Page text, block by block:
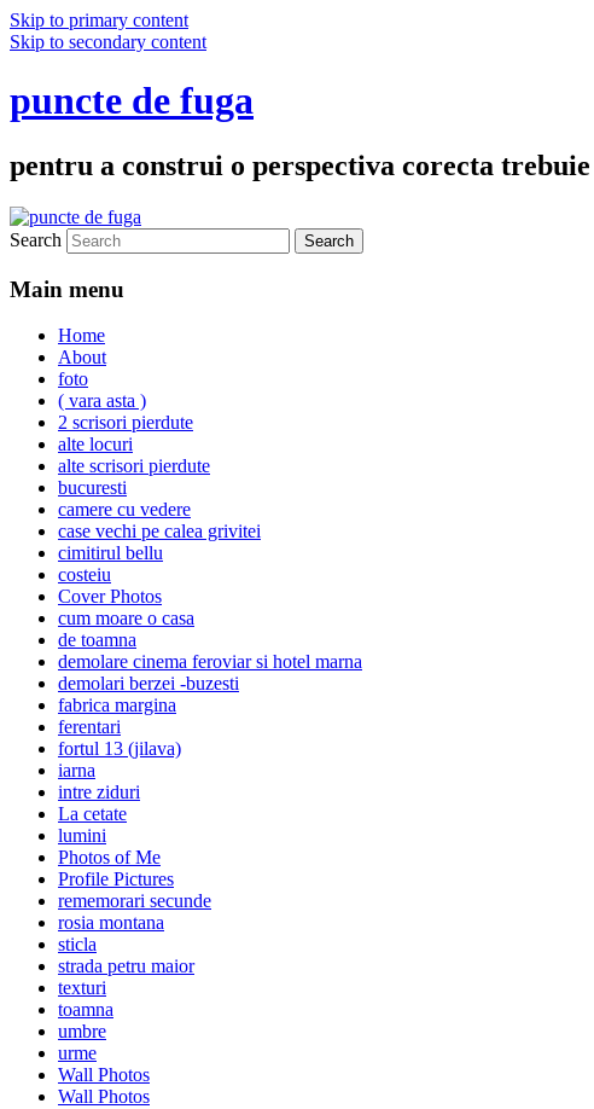
Skip to primary content
Skip to secondary content
puncte de fuga
pentru a construi o perspectiva corecta
Search
Main menu
Home
About
foto
( vara asta )
2 scrisori pierdute
alte locuri
alte scrisori pierdute
bucuresti
camere cu vedere
case vechi pe calea grivitei
cimitirul bellu
costeiu
Cover Photos
cum moare o casa
de toamna
demolare cinema feroviar si hotel marna
demolari berzei -buzesti
fabrica margina
ferentari
fortul 13 (jilava)
iarna
intre ziduri
La cetate
lumini
Photos of Me
Profile Pictures
rememorari secunde
rosia montana
sticla
strada petru maior
texturi
toamna
umbre
urme
Wall Photos
Wall Photos